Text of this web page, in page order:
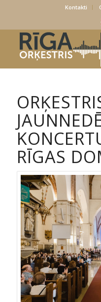
Kontakti
RĪGAS